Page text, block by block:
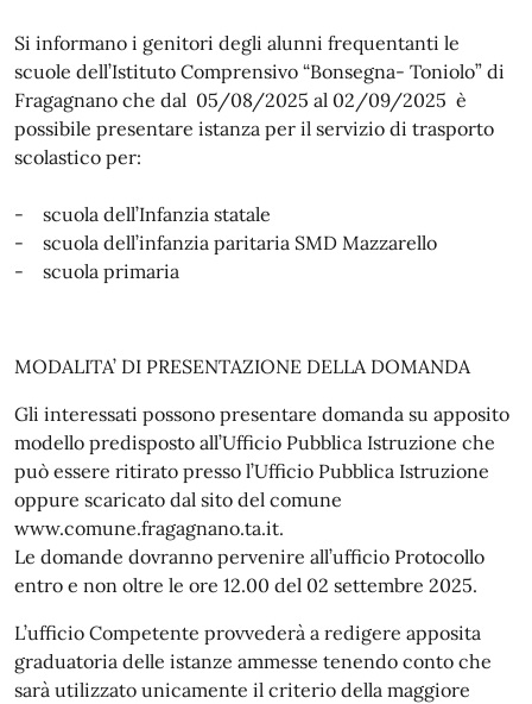
Si informano i genitori degli alunni frequentanti le
scuole dell’Istituto Comprensivo “Bonsegna- Toniolo” di
Fragagnano che dal 05/08/2025 al 02/09/2025 è
possibile presentare istanza per il servizio di trasporto
scolastico per:
- scuola dell’Infanzia statale
- scuola dell’infanzia paritaria SMD Mazzarello
- scuola primaria
MODALITA’ DI PRESENTAZIONE DELLA DOMANDA
Gli interessati possono presentare domanda su apposito
modello predisposto all’Ufficio Pubblica Istruzione che
può essere ritirato presso l’Ufficio Pubblica Istruzione
oppure scaricato dal sito del comune
www.comune.fragagnano.ta.it.
Le domande dovranno pervenire all’ufficio Protocollo
entro e non oltre le ore 12.00 del 02 settembre 2025.
L’ufficio Competente provvederà a redigere apposita
graduatoria delle istanze ammesse tenendo conto che
sarà utilizzato unicamente il criterio della maggiore